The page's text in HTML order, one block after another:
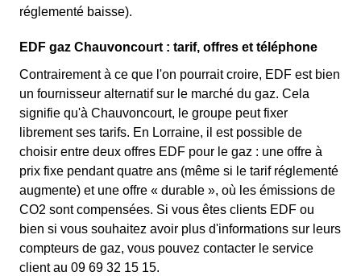
réglementé baisse).
EDF gaz Chauvoncourt : tarif, offres et téléphone
Contrairement à ce que l'on pourrait croire, EDF est bien
un fournisseur alternatif sur le marché du gaz. Cela
signifie qu'à Chauvoncourt, le groupe peut fixer
librement ses tarifs. En Lorraine, il est possible de
choisir entre deux offres EDF pour le gaz : une offre à
prix fixe pendant quatre ans (même si le tarif réglementé
augmente) et une offre « durable », où les émissions de
CO2 sont compensées. Si vous êtes clients EDF ou
bien si vous souhaitez avoir plus d'informations sur leurs
compteurs de gaz, vous pouvez contacter le service
client au 09 69 32 15 15.